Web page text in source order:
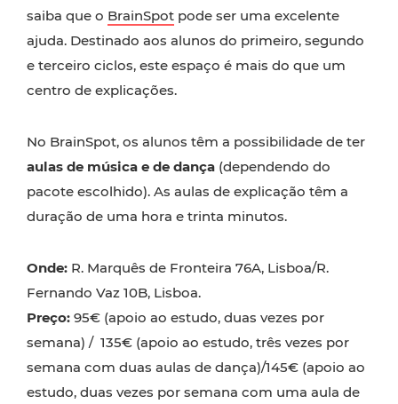
saiba que o BrainSpot pode ser uma excelente
ajuda. Destinado aos alunos do primeiro, segundo
e terceiro ciclos, este espaço é mais do que um
centro de explicações.
No BrainSpot, os alunos têm a possibilidade de ter
aulas de música e de dança (dependendo do
pacote escolhido). As aulas de explicação têm a
duração de uma hora e trinta minutos.
Onde: R. Marquês de Fronteira 76A, Lisboa/R.
Fernando Vaz 10B, Lisboa.
Preço: 95€ (apoio ao estudo, duas vezes por
semana) / 135€ (apoio ao estudo, três vezes por
semana com duas aulas de dança)/145€ (apoio ao
estudo, duas vezes por semana com uma aula de